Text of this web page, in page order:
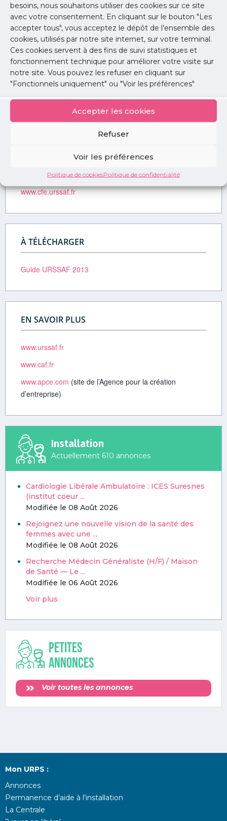
besoins, nous souhaitons utiliser des cookies sur ce site
avec votre consentement. En cliquant sur le bouton "Les
accepter tous", vous acceptez le dépôt de l’ensemble des
cookies, utilisés par notre site internet, sur votre terminal.
Ces cookies servent à des fins de suivi statistiques et
fonctionnement technique pour améliorer votre visite sur
notre site. Vous pouvez les refuser en cliquant sur
"Fonctionnels uniquement" ou "Voir les préférences"
Accepter les cookies
Refuser
Voir les préférences
Politique de cookiesPolitique de confidentialité
4 – Enregistrement auprès de l’Assurance Maladie
3 – Création de votre entreprise pour l’exercice de
votre activité
7 – Adhésion à la CARMF
8 – Impression de vos ordonnances
9 – Faire le choix d’une AGA
10 – Médecins employeurs
Trouvez son CFE
www.cfe.urssaf.fr
À TÉLÉCHARGER
Guide URSSAF 2013
EN SAVOIR PLUS
www.urssaf.fr
www.caf.fr
www.apce.com (site de l’Agence pour la création
d’entreprise)
Installation
Actuellement 610 annonces
Cardiologie Libérale Ambulatoire : ICES Suresnes
(institut coeur ...
Modifiée le 08 Août 2026
Rejoignez une nouvelle vision de la santé des
femmes avec une ...
Modifiée le 08 Août 2026
Recherche Médecin Généraliste (H/F) / Maison
de Santé — Le ...
Modifiée le 06 Août 2026
Voir plus
Petites
annonces
Voir toutes les annonces
Mon URPS :
Annonces
Permanence d’aide à l’installation
La Centrale